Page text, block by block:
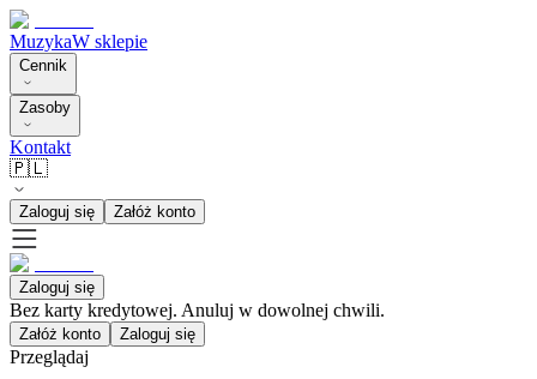
MuzykaW sklepie
Cennik
Zasoby
Kontakt
🇵🇱
Zaloguj się Załóż konto
Zaloguj się
Bez karty kredytowej. Anuluj w dowolnej chwili.
Załóż konto Zaloguj się
Przeglądaj